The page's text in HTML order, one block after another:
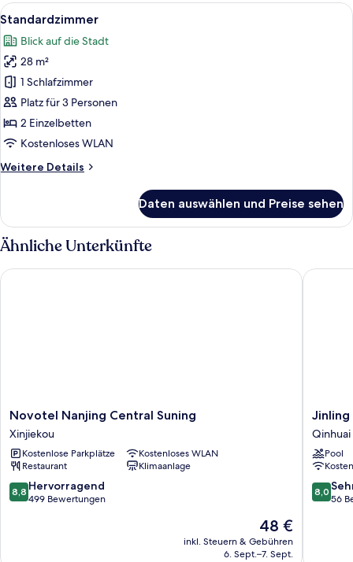
Alle
Fotos
für
Standardzimmer
anzeigen
Ein Hotelzimmer mit zwei Betten,
7
Standardzimmer
Blick auf die Stadt
28 m²
1 Schlafzimmer
Platz für 3 Personen
2 Einzelbetten
Kostenloses WLAN
Weitere Details
Weitere
Daten auswählen und Preise sehen
Ähnliche Unterkünfte
Novotel
Nanjing
Central
Suning
Xinjiekou
Novotel Nanjing Central Suning
Xinjiekou
Kostenlose Parkplätze
Kostenloses WLAN
Restaurant
Klimaanlage
8.8
von
8,8 Hervorragend
499 Bewertungen
Der
Preis
beträgt
48 €
inkl. Steuern & Gebühren
6. Sept.–7. Sept.
Novotel Nanjing Central Suning
Jinling
Garden
Hotel
Nanjing
Qinhuai
Bezirk
Qinhuai
Pool
8.0
von
8,0
56
Jinling